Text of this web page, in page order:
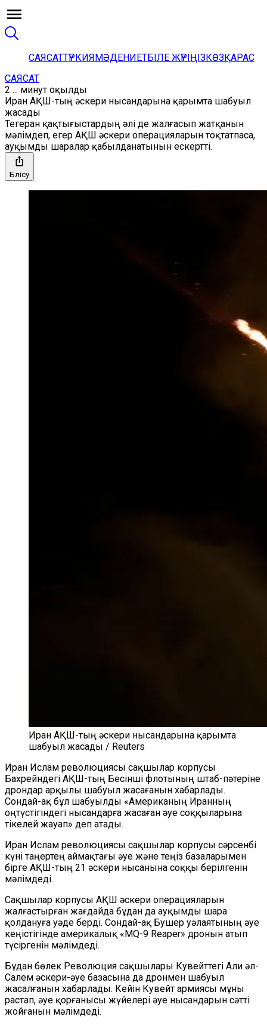
САЯСАТТҮРКИЯМӘДЕНИЕТБІЛЕ ЖҮРІҢІЗКӨЗҚАРАС
САЯСАТ
2 ... минут оқылды
Иран АҚШ-тың әскери нысандарына қарымта шабуыл
жасады
Тегеран қақтығыстардың әлі де жалғасып жатқанын
мәлімдеп, егер АҚШ әскери операцияларын тоқтатпаса,
ауқымды шаралар қабылданатынын ескертті.
Бөлісу
Иран АҚШ-тың әскери нысандарына қарымта
шабуыл жасады / Reuters
Иран Ислам революциясы сақшылар корпусы
Бахрейндегі АҚШ-тың Бесінші флотының штаб-пәтеріне
дрондар арқылы шабуыл жасағанын хабарлады.
Сондай-ақ бұл шабуылды «Американың Иранның
оңтүстігіндегі нысандарға жасаған әуе соққыларына
тікелей жауап» деп атады.
Иран Ислам революциясы сақшылар корпусы сәрсенбі
күні таңертең аймақтағы әуе және теңіз базаларымен
бірге АҚШ-тың 21 әскери нысанына соққы берілгенін
мәлімдеді.
Сақшылар корпусы АҚШ әскери операцияларын
жалғастырған жағдайда бұдан да ауқымды шара
қолдануға уәде берді. Сондай-ақ Бушер уәлаятының әуе
кеңістігінде америкалық «MQ-9 Reaper» дронын атып
түсіргенін мәлімдеді.
Бұдан бөлек Революция сақшылары Кувейттегі Али әл-
Салем әскери-әуе базасына да дронмен шабуыл
жасалғанын хабарлады. Кейін Кувейт армиясы мұны
растап, әуе қорғанысы жүйелері әуе нысандарын сәтті
жойғанын мәлімдеді.